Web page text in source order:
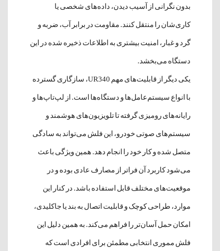
بدون نگرانی از آسیب دیدن، داده‌های شخصی یا
کاری‌شان را منتقل کنند. مقاومت در برابر آب، ضربه و
گرد و غبار، امنیت بیشتری به اطلاعات ذخیره شده در این
دستگاه می‌بخشد.
یکی دیگر از قابلیت‌های مهم UR340، سازگاری گسترده
با انواع سیستم‌عامل‌ها و دستگاه‌ها است. از لپ‌تاپ‌ها و
رایانه‌های رومیزی گرفته تا تلویزیون‌های هوشمند و
سیستم‌های صوتی خودرو، این فلش می‌تواند به سادگی
متصل شده و کار خود را انجام دهد. همین ویژگی باعث
می‌شود کاربرد آن فراتر از مصارف عادی بوده و در
موقعیت‌های مختلف قابل استفاده باشد. در کنار این
موارد، طراحی کوچک و قابلیت اتصال به بند یا جاکلیدی،
امکان حمل آسان‌تر را فراهم می‌کند. به همین دلیل این
فلش مموری انتخابی مطمئن برای افرادی است که